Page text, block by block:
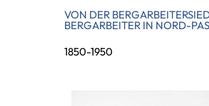
VON DER
BERGARBEITER IN NORD-
1850-1950